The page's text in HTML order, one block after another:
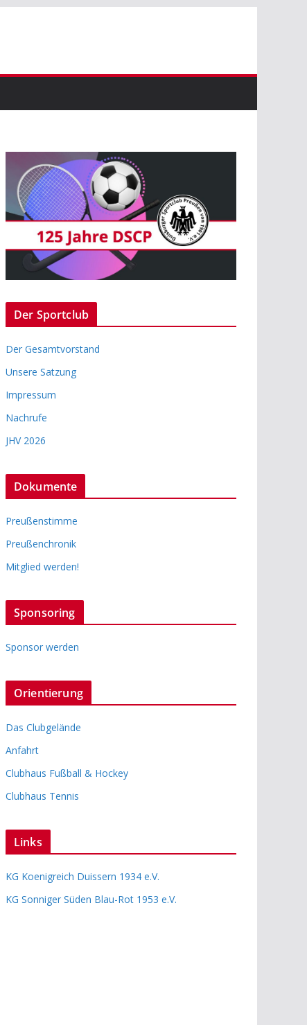
Der Sportclub
Der Gesamtvorstand
Unsere Satzung
Impressum
Nachrufe
JHV 2026
Dokumente
Preußenstimme
Preußenchronik
Mitglied werden!
Sponsoring
Sponsor werden
Orientierung
Das Clubgelände
Anfahrt
Clubhaus Fußball & Hockey
Clubhaus Tennis
Links
KG Koenigreich Duissern 1934 e.V.
KG Sonniger Süden Blau-Rot 1953 e.V.